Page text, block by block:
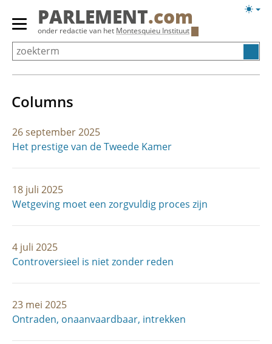
Overslaan
Primair
menu
tonen/verbergen
PARLEMENT.com
onder redactie van het Montesquieu Instituut
Columns
26 september 2025
Het prestige van de Tweede Kamer
18 juli 2025
Wetgeving moet een zorgvuldig proces zijn
4 juli 2025
Controversieel is niet zonder reden
23 mei 2025
Ontraden, onaanvaardbaar, intrekken